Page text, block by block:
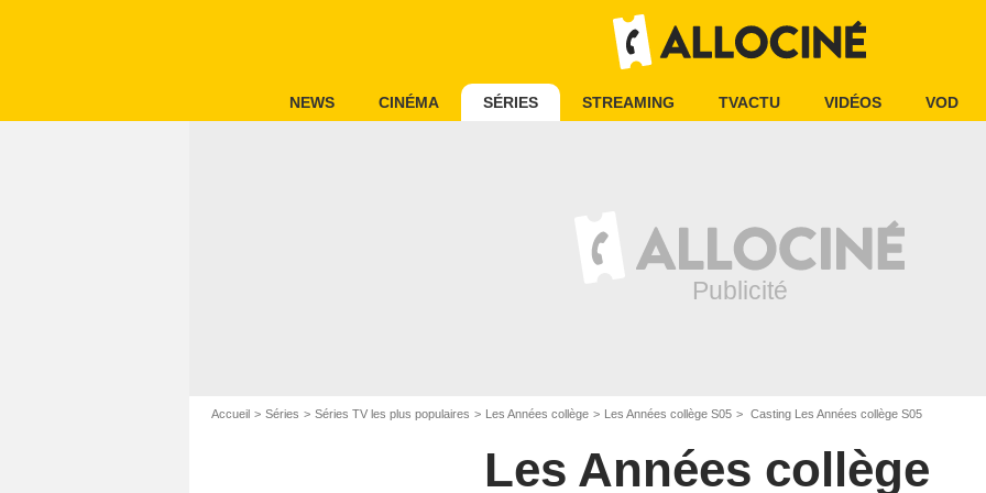
NEWS CINÉMA SÉRIES STREAMING TVACTU VIDÉOS VOD
Accueil Séries Séries TV les plus populaires Les Années collège Les Années collège S05 Casting Les Années collège S05
Les Années collège